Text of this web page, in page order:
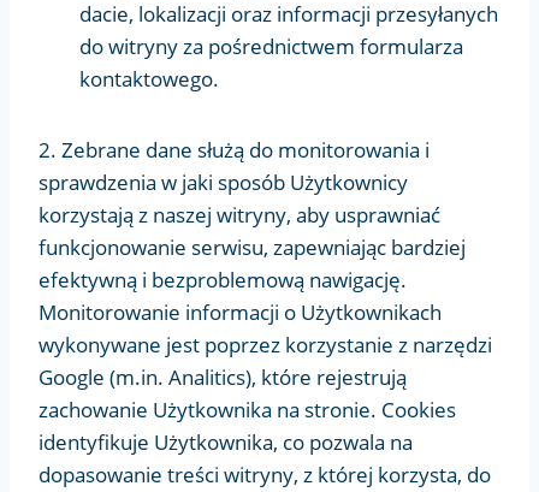
dacie, lokalizacji oraz informacji przesyłanych
do witryny za pośrednictwem formularza
kontaktowego.
2. Zebrane dane służą do monitorowania i
sprawdzenia w jaki sposób Użytkownicy
korzystają z naszej witryny, aby usprawniać
funkcjonowanie serwisu, zapewniając bardziej
efektywną i bezproblemową nawigację.
Monitorowanie informacji o Użytkownikach
wykonywane jest poprzez korzystanie z narzędzi
Google (m.in. Analitics), które rejestrują
zachowanie Użytkownika na stronie. Cookies
identyfikuje Użytkownika, co pozwala na
dopasowanie treści witryny, z której korzysta, do